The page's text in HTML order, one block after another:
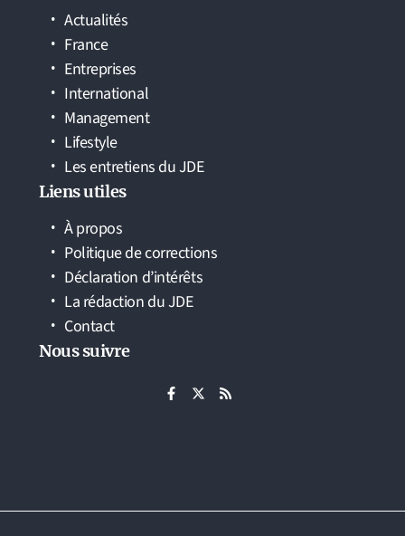
Actualités
France
Entreprises
International
Management
Lifestyle
Les entretiens du JDE
Liens utiles
À propos
Politique de corrections
Déclaration d’intérêts
La rédaction du JDE
Contact
Nous suivre